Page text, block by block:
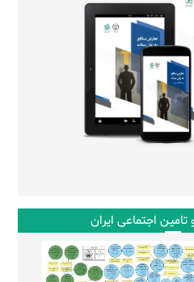
اجتماعی ایران